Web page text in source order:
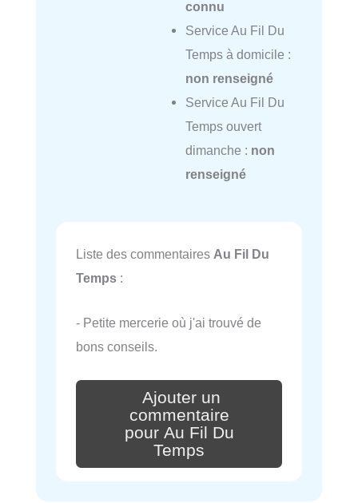
connu
Service Au Fil Du
Temps à domicile :
non renseigné
Service Au Fil Du
Temps ouvert
dimanche : non
renseigné
Liste des commentaires Au Fil Du
Temps :
- Petite mercerie où j'ai trouvé de
bons conseils.
Ajouter un
commentaire
pour Au Fil Du
Temps